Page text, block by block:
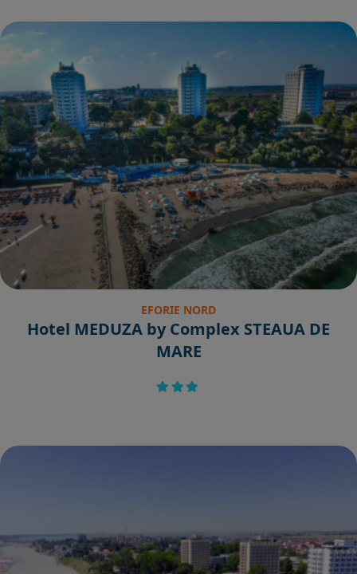
EFORIE NORD
Hotel MEDUZA by Complex STEAUA DE
MARE